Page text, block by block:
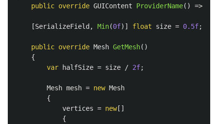
public override GUIContent ProviderName() =>
[SerializeField , Min(0f)] float size = 0.5f;
public override Mesh GetMesh()
{
var
halfSize = size / 2f;
Mesh mesh = new Mesh
{
vertices = new[]
{